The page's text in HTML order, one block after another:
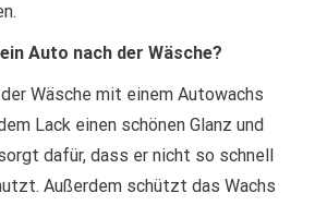
Auto nach der Wäsche?
Wäsche mit einem Autowachs
Lack einen schönen Glanz und
dafür, dass er nicht so schnell
Außerdem schützt das Wachs